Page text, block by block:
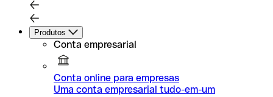
Produtos
Conta empresarial
Conta online para empresas
Uma conta empresarial tudo-em-um